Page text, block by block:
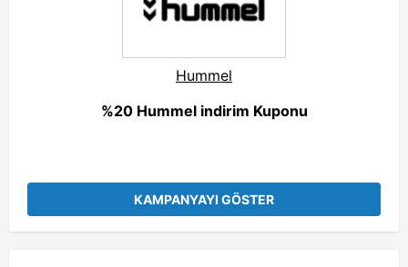
Hummel
%20 Hummel indirim Kuponu
KAMPANYAYI GÖSTER